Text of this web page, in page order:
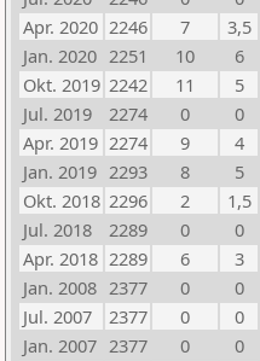
Apr. 2020 2246 7
3,5
Jan. 2020 2251 10
6
Okt. 2019 2242 11
5
Jul. 2019
2274 0
0
Apr. 2019 2274 9
4
Jan. 2019 2293 8
5
Okt. 2018 2296 2
1,5
Jul. 2018
2289 0
0
Apr. 2018 2289 6
3
Jan. 2008 2377 0
0
Jul. 2007
2377 0
0
Jan. 2007 2377 0
0